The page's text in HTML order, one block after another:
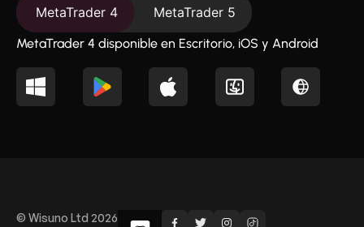
MetaTrader 4 MetaTrader 5
MetaTrader 4 disponible en Escritorio, iOS y Android
© Wisuno Ltd 2026